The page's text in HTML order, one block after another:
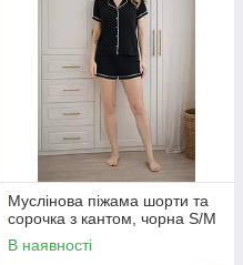
Муслінова піжама шорти та
сорочка з кантом, чорна S/M
В наявності